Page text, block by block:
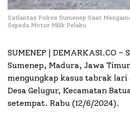
Satlantas Polres Sumenep Saat
Sepeda Motor Milik Pelaku
SUMENEP | DEMARKASI.CO –
Sumenep, Madura, Jawa
mengungkap kasus tabrak lari
Desa Gelugur, Kecamatan
setempat. Rabu (12/6/2024).